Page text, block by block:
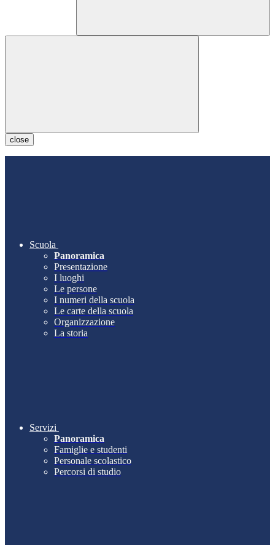
close
Scuola
Panoramica
Presentazione
I luoghi
Le persone
I numeri della scuola
Le carte della scuola
Organizzazione
La storia
Servizi
Panoramica
Famiglie e studenti
Personale scolastico
Percorsi di studio